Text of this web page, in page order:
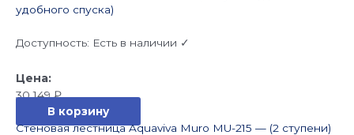
удобного спуска)
Доступность: Есть в наличии ✓
30 149₽
В корзину
Стеновая лестница Aquaviva Muro MU-215 — (2 ступени)